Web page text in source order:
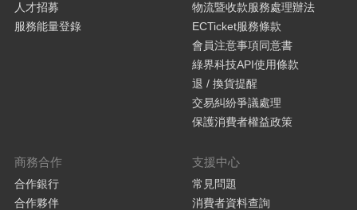
人才招募
服務能量登錄
物流暨收款服務處理辦法
ECTicket服務條款
會員注意事項同意書
綠界科技API使用條款
退 / 換貨提醒
交易糾紛爭議處理
保護消費者權益政策
商務合作
合作銀行
合作夥伴
支援中心
常見問題
消費者資料查詢